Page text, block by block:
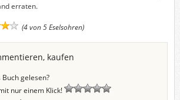
erraten.
(4 von 5 Eselsohren)
kaufen
gelesen?
nur einem Klick!